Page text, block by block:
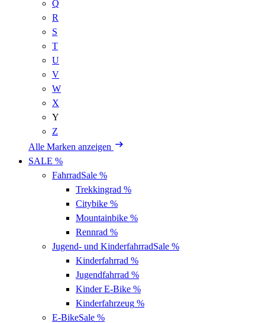
Q
R
S
T
U
V
W
X
Y
Z
Alle Marken anzeigen
SALE %
FahrradSale %
Trekkingrad %
Citybike %
Mountainbike %
Rennrad %
Jugend- und KinderfahrradSale %
Kinderfahrrad %
Jugendfahrrad %
Kinder E-Bike %
Kinderfahrzeug %
E-BikeSale %